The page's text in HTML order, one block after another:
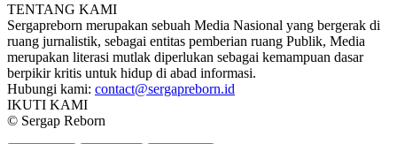
TENTANG KAMI
Sergapreborn merupakan sebuah Media Nasional yang bergerak di
ruang jurnalistik, sebagai entitas pemberian ruang Publik, Media
merupakan literasi mutlak diperlukan sebagai kemampuan dasar
berpikir kritis untuk hidup di abad informasi.
Hubungi kami: contact@sergapreborn.id
IKUTI KAMI
© Sergap Reborn